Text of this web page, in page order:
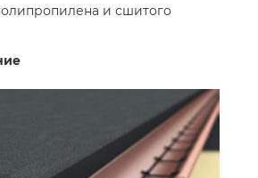
и сшитого